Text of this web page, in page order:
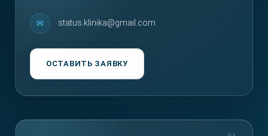
status.klinika@gmail.com
ОСТАВИТЬ ЗАЯВКУ